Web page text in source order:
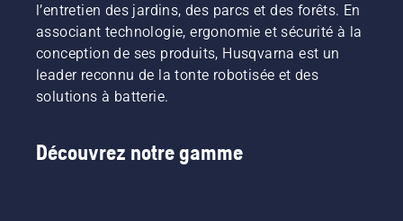
l’entretien des jardins, des parcs et des forêts. En
associant technologie, ergonomie et sécurité à la
conception de ses produits, Husqvarna est un
leader reconnu de la tonte robotisée et des
solutions à batterie.
Découvrez notre gamme